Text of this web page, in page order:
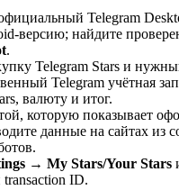
Telegram
версию; найдите
.
Telegram Stars и
Telegram учётная
валюту и итог.
которую показывает
данные на сайтах из
→ My Stars/Your Stars
ID.